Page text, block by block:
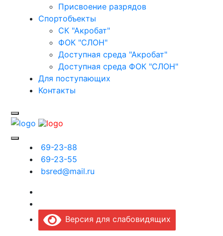
Присвоение разрядов
Спортобъекты
СК "Акробат"
ФОК "СЛОН"
Доступная среда "Акробат"
Доступная среда ФОК "СЛОН"
Для поступающих
Контакты
69-23-88
69-23-55
bsred@mail.ru
Версия для слабовидящих